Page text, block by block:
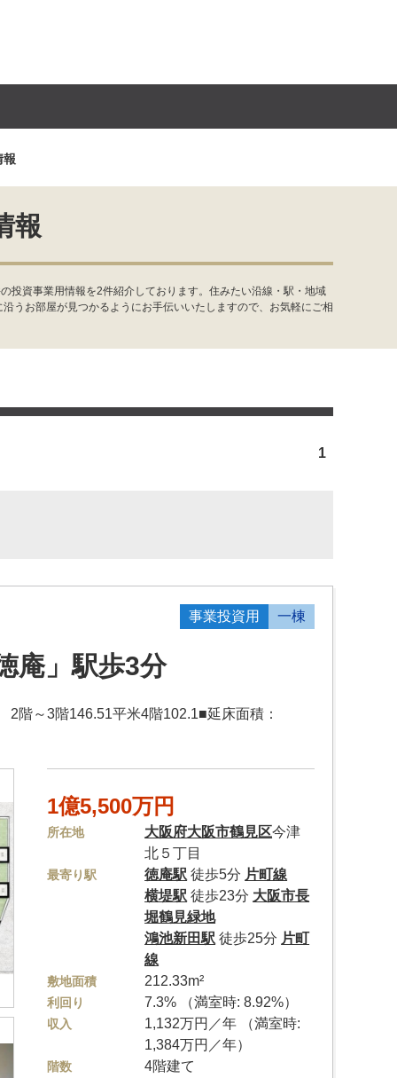
報
報
投資事業用情報を2件紹介しております。住みたい沿線・駅・地域
うお部屋が見つかるようにお手伝いいたしますので、お気軽にご相
1
事業投資用 一棟
庵」駅歩3分
～3階146.51平米4階102.1■延床面積：
1億5,500万円
所在地 大阪府大阪市鶴見区今津
北５丁目
最寄り駅 徳庵駅 徒歩5分 片町線
横堤駅 徒歩23分 大阪市長
堀鶴見緑地
鴻池新田駅 徒歩25分 片町
線
敷地面積 212.33m²
利回り 7.3% （満室時: 8.92%）
収入
1,132万円／年 （満室時:
1,384万円／年）
階数 4階建て